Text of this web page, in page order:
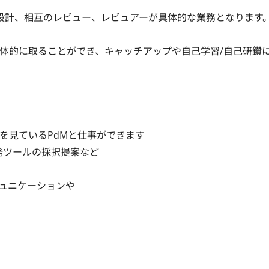
、相互のレビュー、レビュアーが具体的な業務となります。
的に取ることができ、キャッチアップや自己学習/自己研鑽
見ているPdMと仕事ができます
ールの採択提案など
ニケーションや